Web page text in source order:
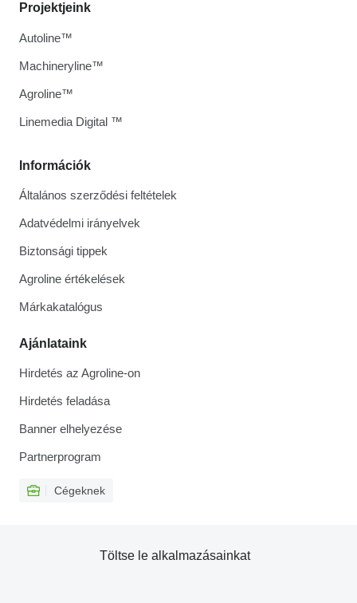
Információk
Általános szerződési feltételek
Adatvédelmi irányelvek
Biztonsági tippek
Agroline értékelések
Márkakatalógus
Ajánlataink
Hirdetés az Agroline-on
Hirdetés feladása
Banner elhelyezése
Partnerprogram
Cégeknek
Projektjeink
Autoline™
Machineryline™
Agroline™
Linemedia Digital ™
Töltse le alkalmazásainkat